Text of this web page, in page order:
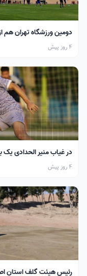
دومین ورزشگاه تهران
4 روز پیش
در غیاب منیر الحدادی
4 روز پیش
رئیس هیئت گلف